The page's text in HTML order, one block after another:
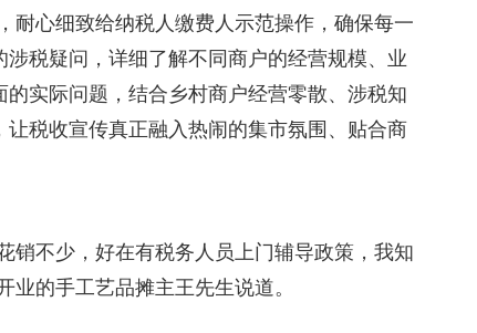
耐心细致给纳税人缴费人示范操作，确保每一
税疑问，详细了解不同商户的经营规模、业
实际问题，结合乡村商户经营零散、涉税知
税收宣传真正融入热闹的集市氛围、贴合商
销不少，好在有税务人员上门辅导政策，我知
的手工艺品摊主王先生说道。